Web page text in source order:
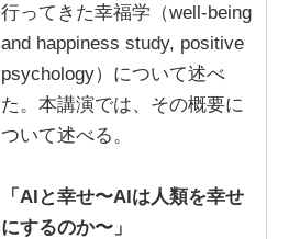
行ってきた幸福学（well-being
and happiness study, positive
psychology）について述べ
た。本講演では、その概要に
ついて述べる。
「AIと幸せ〜AIは人類を幸せ
にするのか〜」